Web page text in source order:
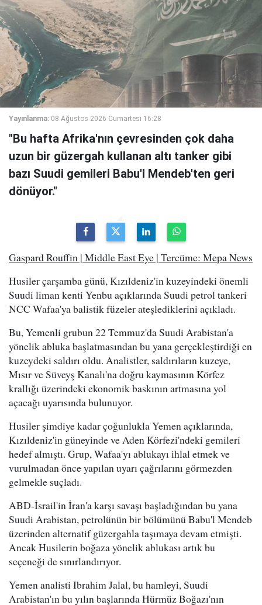
Yayınlanma: 08 Ağustos 2026 Cumartesi 16:28
"Bu hafta Afrika'nın çevresinden çok daha
uzun bir güzergah kullanan altı tanker gibi
bazı Suudi gemileri Babu'l Mendeb'ten geri
dönüyor."
Gaspard Rouffin | Middle East Eye | Tercüme: Mepa News
Husiler çarşamba günü, Kızıldeniz'in kuzeyindeki önemli
Suudi liman kenti Yenbu açıklarında Suudi petrol tankeri
NCC Wafaa'ya balistik füzeler ateşlediklerini açıkladı.
Bu, Yemenli grubun 22 Temmuz'da Suudi Arabistan'a
yönelik abluka başlatmasından bu yana gerçekleştirdiği en
kuzeydeki saldırı oldu. Analistler, saldırıların kuzeye,
Mısır ve Süveyş Kanalı'na doğru kaymasının Körfez
krallığı üzerindeki ekonomik baskının artmasına yol
açacağı uyarısında bulunuyor.
Husiler şimdiye kadar çoğunlukla Yemen açıklarında,
Kızıldeniz'in güneyinde ve Aden Körfezi'ndeki gemileri
hedef almıştı. Grup, Wafaa'yı ablukayı ihlal etmek ve
vurulmadan önce yapılan uyarı çağrılarını görmezden
gelmekle suçladı.
ABD-İsrail'in İran'a karşı savaşı başladığından bu yana
Suudi Arabistan, petrolünün bir bölümünü Babu'l Mendeb
üzerinden alternatif güzergahla taşımaya devam etmişti.
Ancak Husilerin boğaza yönelik ablukası artık bu
seçeneği de sınırlandırıyor.
Yemen analisti Ibrahim Jalal, bu hamleyi, Suudi
Arabistan'ın bu yılın başlarında Hürmüz Boğazı'nın